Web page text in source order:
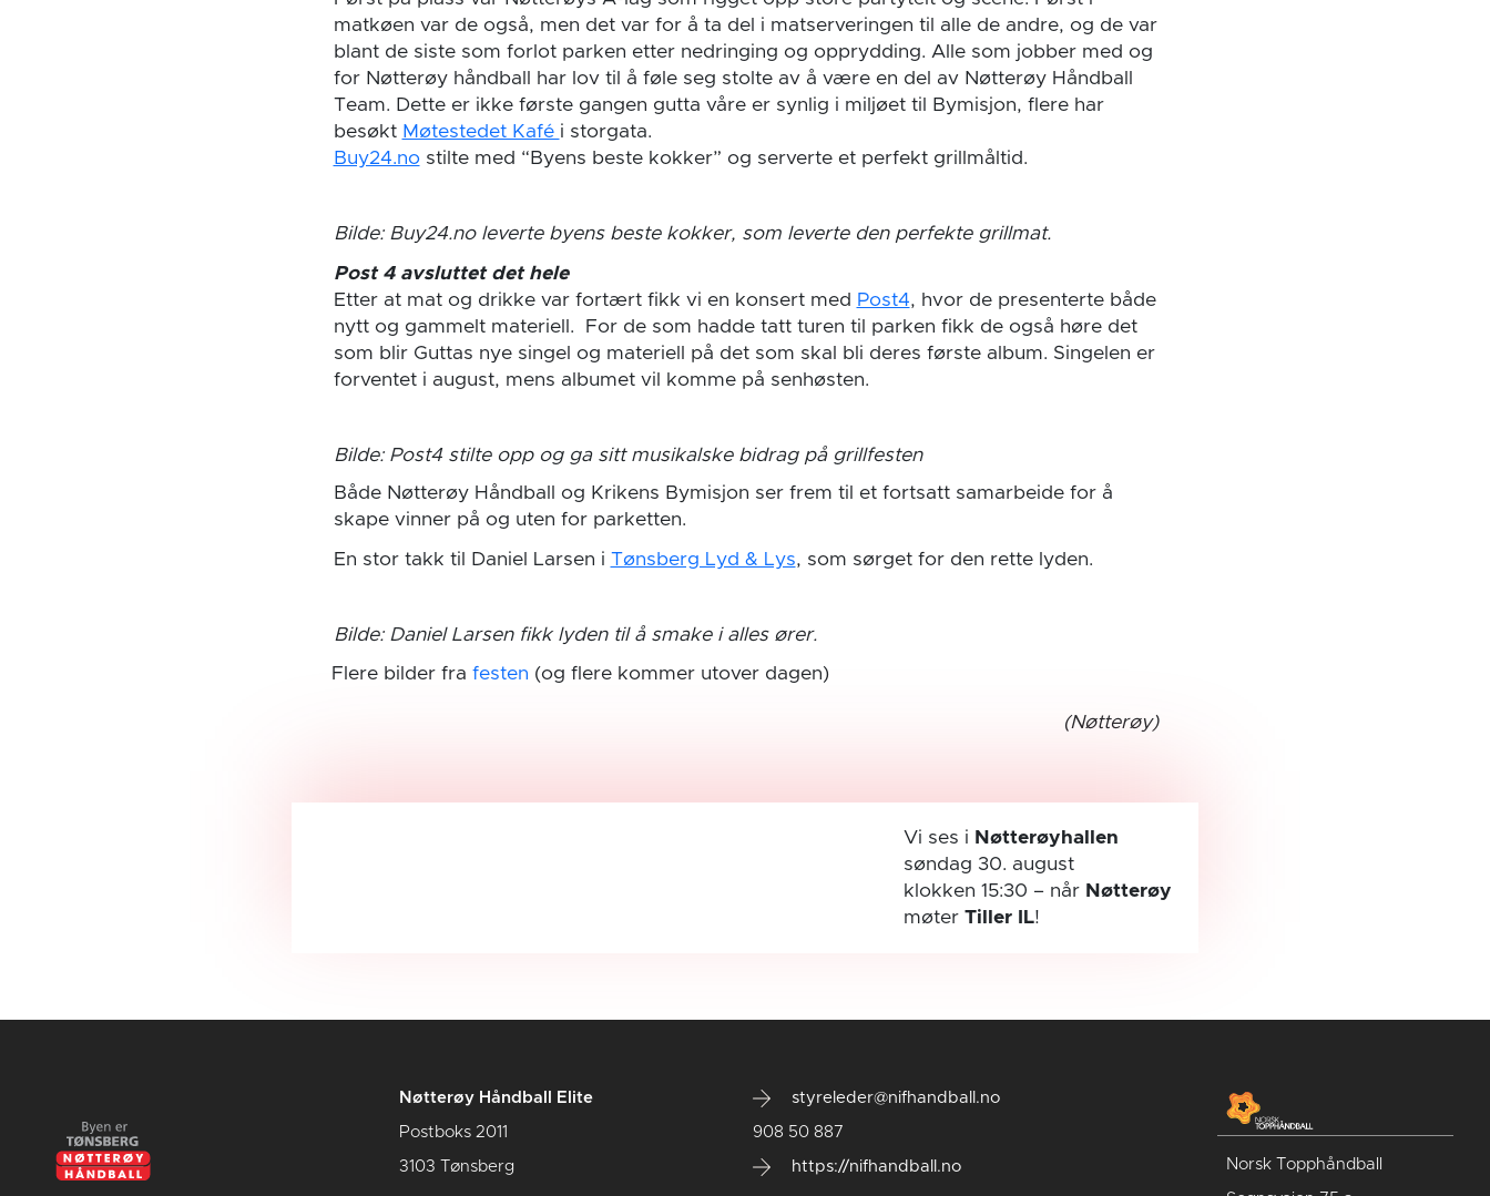
matkøen var de også, men det var for å ta del i matserveringen til alle de andre, og de var
blant de siste som forlot parken etter nedringing og opprydding. Alle som jobber med og
for Nøtterøy håndball har lov til å føle seg stolte av å være en del av Nøtterøy Håndball
Team. Dette er ikke første gangen gutta våre er synlig i miljøet til Bymisjon, flere har
besøkt Møtestedet Kafé i storgata.
Buy24.nostilte med “Byens beste kokker” og serverte et perfekt grillmåltid.
Bilde: Buy24.no leverte byens beste kokker, som leverte den perfekte grillmat.
Post 4 avsluttet det hele
Etter at mat og drikke var fortært fikk vi en konsert med Post4, hvor de presenterte både
nytt og gammelt materiell. For de som hadde tatt turen til parken fikk de også høre det
som blir Guttas nye singel og materiell på det som skal bli deres første album. Singelen er
forventet i august, mens albumet vil komme på senhøsten.
Bilde: Post4 stilte opp og ga sitt musikalske bidrag på grillfesten
Både Nøtterøy Håndball og Krikens Bymisjon ser frem til et fortsatt samarbeide for å
skape vinner på og uten for parketten.
En stor takk til Daniel Larsen i Tønsberg Lyd & Lys, som sørget for den rette lyden.
Bilde: Daniel Larsen fikk lyden til å smake i alles ører.
Flere bilder frafesten (og flere kommer utover dagen)
(Nøtterøy)
Vi ses i Nøtterøyhallen
søndag 30. august
klokken 15:30 – når Nøtterøy
møterTiller IL!
Nøtterøy Håndball Elite
Postboks 2011
3103 Tønsberg
styreleder@nifhandball.no
908 50 887
https://nifhandball.no Norsk Topphåndball